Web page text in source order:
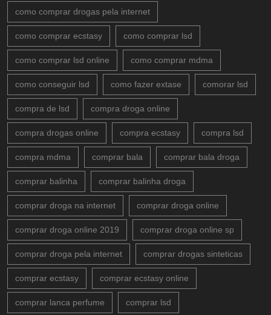
como comprar drogas pela internet
como comprar ecstasy como comprar lsd
como comprar lsd online como comprar mdma
como conseguir lsd como fazer extase comorar lsd
compra de lsd compra droga online
compra drogas online compra ecstasy compra lsd
compra mdma comprar bala comprar bala droga
comprar balinha comprar balinha droga
comprar droga na internet comprar droga online
comprar droga online 2019 comprar droga online sp
comprar droga pela internet comprar drogas sinteticas
comprar ecstasy comprar ecstasy online
comprar lanca perfume comprar lsd